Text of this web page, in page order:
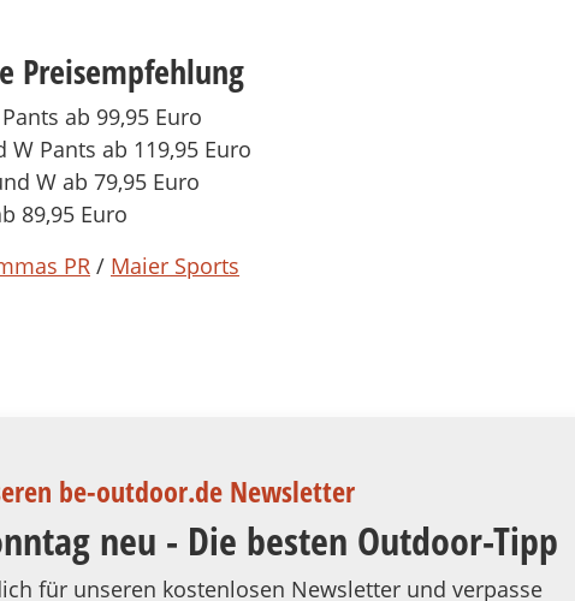
Preisempfehlung
ab 99,95 Euro
W Pants ab 119,95 Euro
W ab 79,95 Euro
89,95 Euro
PR / Maier Sports
be-outdoor.de Newsletter
neu - Die besten Outdoor-Tipp
für unseren kostenlosen Newsletter und verpasse